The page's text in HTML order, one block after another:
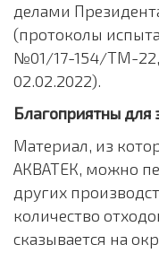
делами
(протоколы
№01/17-154/ТМ-
02.02.2022).
Благоприятны для
Материал, из
АКВАТЕК, можно
других
количество
сказывается на